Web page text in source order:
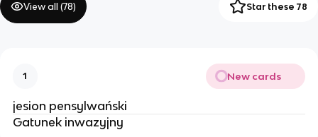
View all (78) Star these 78
1 New cards
jesion pensylwański
Gatunek inwazyjny